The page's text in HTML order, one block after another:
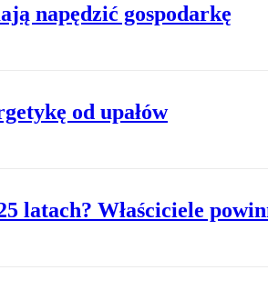
napędzić gospodarkę
od upałów
latach? Właściciele